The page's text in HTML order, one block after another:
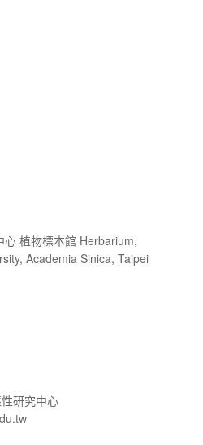
植物標本館 Herbarium,
Academia Sinica, Taipei
研究中心